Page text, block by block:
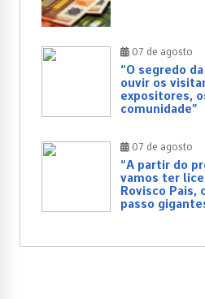
07 de agosto
“O segredo
ouvir os
expositores,
comunidade”
07 de agosto
“A partir do
vamos ter
Rovisco Pais,
passo